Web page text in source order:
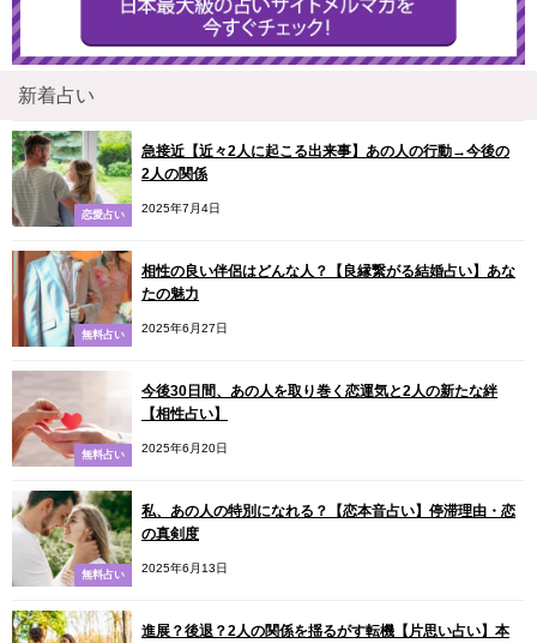
新着占い
恋愛占い
急接近【近々2人に起こる出来事】あの人の行動→今後の
2人の関係
2025年7月4日
無料占い
相性の良い伴侶はどんな人？【良縁繋がる結婚占い】あな
たの魅力
2025年6月27日
無料占い
今後30日間、あの人を取り巻く恋運気と2人の新たな絆
【相性占い】
2025年6月20日
無料占い
私、あの人の特別になれる？【恋本音占い】停滞理由・恋
の真剣度
2025年6月13日
進展？後退？2人の関係を揺るがす転機【片思い占い】本